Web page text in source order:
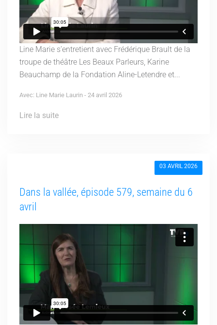
Line Marie s’entretient avec Frédérique Brault de la
troupe de théâtre Les Beaux Parleurs, Karine
Beauchamp de la Fondation Aline-Letendre et...
Avec: Line Marie Laurin - 24 avril 2026
Lire la suite
03 AVRIL 2026
Dans la vallée, épisode 579, semaine du 6
avril